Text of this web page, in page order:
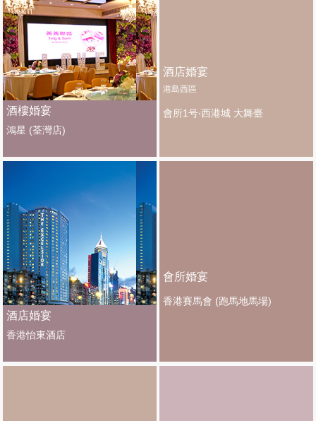
酒樓婚宴
鴻星 (荃灣店)
酒店婚宴
港島西區
會所1号‧西港城 大舞臺
酒店婚宴
香港怡東酒店
會所婚宴
香港賽馬會 (跑馬地馬場)